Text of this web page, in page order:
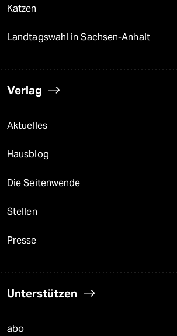
Katzen
Landtagswahl in Sachsen-Anhalt
Verlag
Aktuelles
Hausblog
Die Seitenwende
Stellen
Presse
Unterstützen
abo